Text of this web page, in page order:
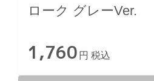
ローク グレーVer.
1,760 円 税込